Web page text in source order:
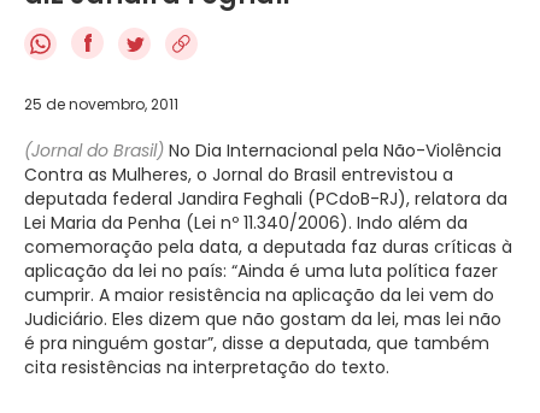
f
25 de novembro, 2011
(Jornal do Brasil) No Dia Internacional pela Não-Violência
Contra as Mulheres, o Jornal do Brasil entrevistou a
deputada federal Jandira Feghali (PCdoB-RJ), relatora da
Lei Maria da Penha (Lei nº 11.340/2006). Indo além da
comemoração pela data, a deputada faz duras críticas à
aplicação da lei no país: “Ainda é uma luta política fazer
cumprir. A maior resistência na aplicação da lei vem do
Judiciário. Eles dizem que não gostam da lei, mas lei não
é pra ninguém gostar”, disse a deputada, que também
cita resistências na interpretação do texto.